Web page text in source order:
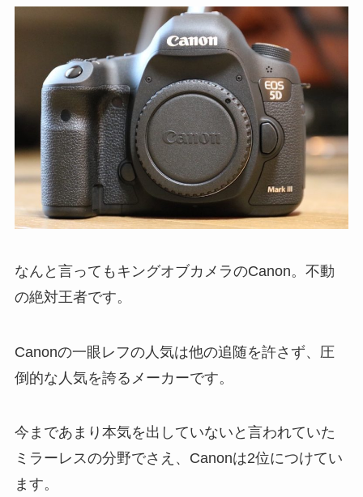
なんと言ってもキングオブカメラのCanon。不動
の絶対王者です。
Canonの一眼レフの人気は他の追随を許さず、圧
倒的な人気を誇るメーカーです。
今まであまり本気を出していないと言われていた
ミラーレスの分野でさえ、Canonは2位につけてい
ます。